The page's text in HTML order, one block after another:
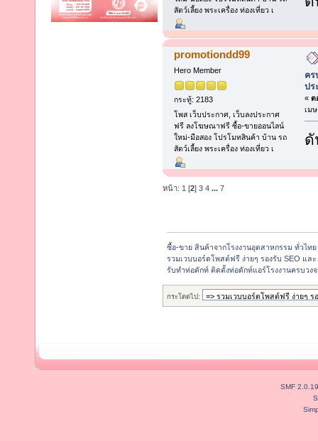
สัตว์เลี้ยง พระเครื่อง ท่องเที่ยว เ
promotiondd99
Hero Member
กระทู้: 2183
โพส เว็บประกาศ, เว็บลงประกาศ
ฟรี ลงโฆษณาฟรี ซื้อ-ขายออนไลน์
ใหม่-มือสอง โปรโมทสินค้า บ้าน รถ
สัตว์เลี้ยง พระเครื่อง ท่องเที่ยว เ
คร
ปร
« ต
เม
ดั
หน้า: 1 [2] 3 4 ... 7
ซื้อ-ขาย สินค้าจากโรงงานอุตสาหกรรม ทั่วไทย
รวมเวบบอร์ดโพสต์ฟรี ง่ายๆ รองรับ SEO แล
รับทำท่อดักท์ ติดตั้งท่อดักท์แอร์โรงงานครบว
กระโดดไป:
SMF 2.0.19